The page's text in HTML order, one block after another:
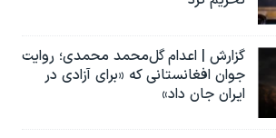
گزارش | اعدام گل‌محمد محمدی؛ روایت
جوان افغانستانی که «برای آزادی در
ایران جان داد»